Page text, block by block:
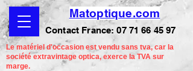
Matoptique.com
Contact France:07 71 66 45 97
Le matériel d'occasion est vendu sans tva, car la
société extravintage optica, exerce la TVA sur
marge.